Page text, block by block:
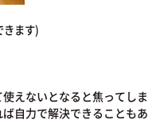
きます)
えないとなると焦ってしま
自力で解決できることもあ